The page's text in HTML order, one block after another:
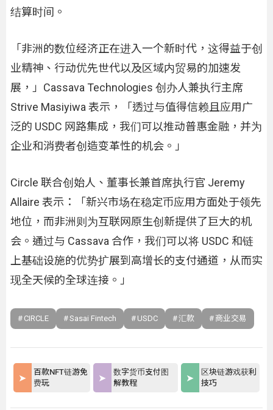
结算时间。
「非洲的数位经济正在进入一个新时代，这得益于创
业精神、行动优先世代以及区域内贸易的加速发
展，」Cassava Technologies 创办人兼执行主席
Strive Masiyiwa 表示，「透过与值得信赖且应用广
泛的 USDC 网路集成，我们可以推动普惠金融，并为
企业和消费者创造变革性的机会。」
Circle 联合创始人、董事长兼首席执行官 Jeremy
Allaire 表示：「新兴市场在稳定币应用方面处于领先
地位，而非洲则为互联网原生创新提供了巨大的机
会。通过与 Cassava 合作，我们可以将 USDC 和链
上基础设施的优势扩展到高增长的支付通道，从而实
现全天候的全球连接。」
CIRCLE Sasai Fintech USDC 汇款 商业交易
百款NFT链游免
费玩
数字货币支付图
解教程
区块链游戏获利
技巧